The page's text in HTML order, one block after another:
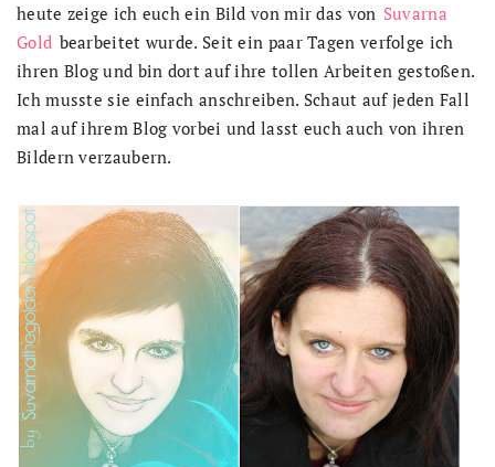
heute zeige ich euch ein Bild von mir das von Suvarna
Gold bearbeitet wurde. Seit ein paar Tagen verfolge ich
ihren Blog und bin dort auf ihre tollen Arbeiten gestoßen.
Ich musste sie einfach anschreiben. Schaut auf jeden Fall
mal auf ihrem Blog vorbei und lasst euch auch von ihren
Bildern verzaubern.